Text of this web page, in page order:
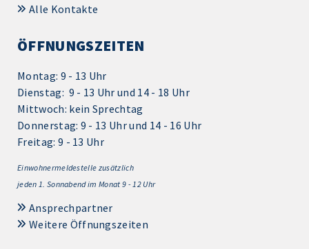
Alle Kontakte
ÖFFNUNGSZEITEN
Montag: 9 - 13 Uhr
Dienstag: 9 - 13 Uhr und 14 - 18 Uhr
Mittwoch: kein Sprechtag
Donnerstag: 9 - 13 Uhr und 14 - 16 Uhr
Freitag: 9 - 13 Uhr
Einwohnermeldestelle zusätzlich
jeden 1. Sonnabend im Monat 9 - 12 Uhr
Ansprechpartner
Weitere Öffnungszeiten